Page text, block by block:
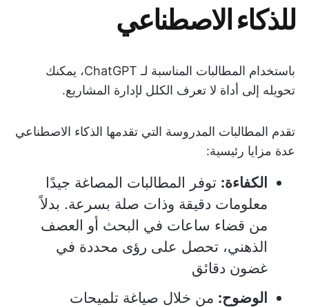
للذكاء الاصطناعي
باستخدام المطالبات المناسبة لـ ChatGPT، يمكنك
تحويله إلى أداة لا تعرف الكلل لإدارة المشاريع.
تقدم المطالبات المدروسة التي تقدمها الذكاء الاصطناعي
عدة مزايا رئيسية:
الكفاءة: توفر المطالبات المصاغة جيدًا
معلومات دقيقة وذات صلة بسرعة. بدلاً
من قضاء ساعات في البحث أو العصف
الذهني، تحصل على رؤى محددة في
غضون دقائق
الوضوح: من خلال صياغة تلميحات